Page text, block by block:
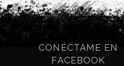
CONÉCTAME EN
FACEBOOK